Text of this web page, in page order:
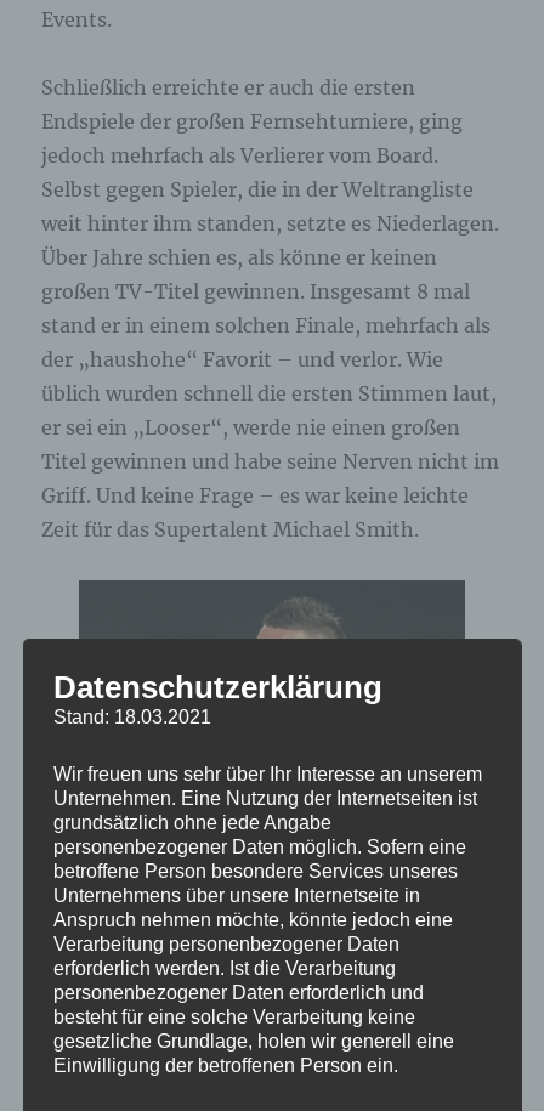
Events.
Schließlich erreichte er auch die ersten
Endspiele der großen Fernsehturniere, ging
jedoch mehrfach als Verlierer vom Board.
Selbst gegen Spieler, die in der Weltrangliste
weit hinter ihm standen, setzte es Niederlagen.
Über Jahre schien es, als könne er keinen
großen TV-Titel gewinnen. Insgesamt 8 mal
stand er in einem solchen Finale, mehrfach als
der „haushohe“ Favorit – und verlor. Wie
üblich wurden schnell die ersten Stimmen laut,
er sei ein „Looser“, werde nie einen großen
Titel gewinnen und habe seine Nerven nicht im
Griff. Und keine Frage – es war keine leichte
Zeit für das Supertalent Michael Smith.
Datenschutzerklärung
Stand: 18.03.2021
Wir freuen uns sehr über Ihr Interesse an unserem
Unternehmen. Eine Nutzung der Internetseiten ist
grundsätzlich ohne jede Angabe
personenbezogener Daten möglich. Sofern eine
betroffene Person besondere Services unseres
Unternehmens über unsere Internetseite in
Anspruch nehmen möchte, könnte jedoch eine
Verarbeitung personenbezogener Daten
erforderlich werden. Ist die Verarbeitung
personenbezogener Daten erforderlich und
besteht für eine solche Verarbeitung keine
gesetzliche Grundlage, holen wir generell eine
Einwilligung der betroffenen Person ein.